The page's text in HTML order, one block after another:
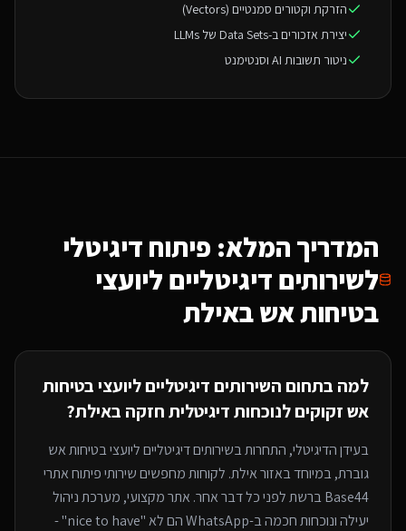
הזרקת וקטורים סמנטיים (Vectors)
יצירת אזכורים ב-Data Sets של LLMs
ניטור תשובות AI וסנטימנט
המדריך המלא: פיתוח דיגיטלי
לשירותים דיגיטליים ליועצי
בטיחות אשבאילת
למה בתחום השירותים דיגיטליים ליועצי בטיחות
אשזקוקים לנוכחות דיגיטלית חזקה באילת?
בעידן הדיגיטלי, התחרות בשירותים דיגיטליים ליועצי בטיחות אש
גוברת, במיוחדבאזור אילת. לקוחות מחפשים שירותיפיתוח אתרי
Base44ברשת לפני כל דבר אחר. אתר מקצועי, מערכת ניהול
יעילה ונוכחות חכמה ב-WhatsApp הם לא "nice to have" -